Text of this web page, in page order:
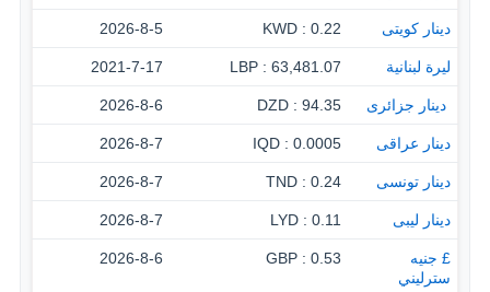
دينار كويتى 0.22 : KWD
2026-8-5
ليرة لبنانية 63,481.07 : LBP
2021-7-17
‏ دينار جزائرى 94.35 : DZD
2026-8-6
دينار عراقى 0.0005 : IQD
2026-8-7
دينار تونسى 0.24 : TND
2026-8-7
دينار ليبى 0.11 : LYD
2026-8-7
£ جنيه
سترليني
0.53 : GBP
2026-8-6